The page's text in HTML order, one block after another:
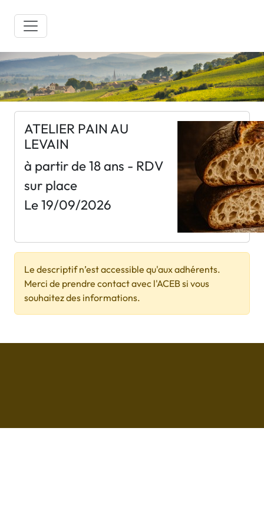
ATELIER PAIN AU
LEVAIN
à partir de 18 ans - RDV
sur place
Le 19/09/2026
Le descriptif n’est accessible qu'aux adhérents.
Merci de prendre contact avec l'ACEB si vous
souhaitez des informations.